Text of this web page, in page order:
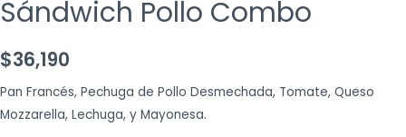
Sándwich Pollo Combo
$36,190
Pan Francés, Pechuga de Pollo Desmechada, Tomate, Queso
Mozzarella, Lechuga, y Mayonesa.